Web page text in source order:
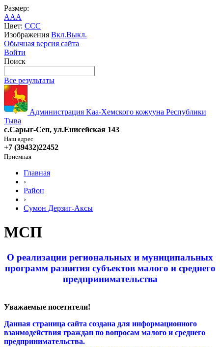
Размер:
AAA
Цвет: CCC
Изображения Вкл.Выкл.
Обычная версия сайта
Войти
Поиск
Все результаты
Администрация Kaa-Хемского кожууна Республики
Тыва
с.Сарыг-Сеп, ул.Енисейская 143
Наш адрес
+7 (39432)22452
Приемная
Главная
›
Район
›
Сумон Дерзиг-Аксы
МСП
О реализации региональных и муниципальных
программ развития субъектов малого и среднего
предпринимательства
Уважаемые посетители!
Данная страница сайта создана для информационного
взаимодействия граждан по вопросам малого и среднего
предпринимательства.